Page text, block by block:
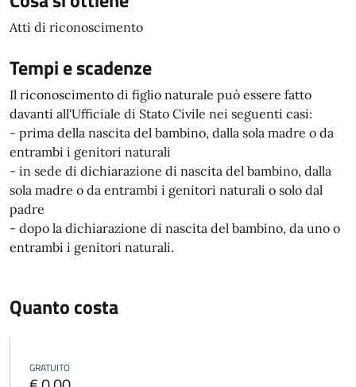
Atti di riconoscimento
Tempi e scadenze
Il riconoscimento di figlio naturale può essere fatto
davanti all'Ufficiale di Stato Civile nei seguenti casi:
- prima della nascita del bambino, dalla sola madre o da
entrambi i genitori naturali
- in sede di dichiarazione di nascita del bambino, dalla
sola madre o da entrambi i genitori naturali o solo dal
padre
- dopo la dichiarazione di nascita del bambino, da uno o
entrambi i genitori naturali.
Quanto costa
GRATUITO